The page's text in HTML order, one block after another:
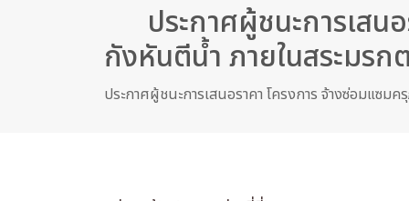
ประกาศผู้ชนะการเส
กังหันตีน้ำ ภายในสระมรกต
ประกาศผู้ชนะการเสนอราคา โครงการ จ้างซ่อมแซ